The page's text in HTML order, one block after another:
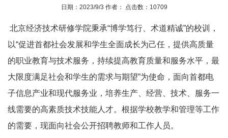
日期：2023/9/3 作者： 点击数：10709
北京经济技术研修学院秉承“博学笃行、术道精诚”的校训，
以“促进首都社会发展和学生全面成长为己任，提供高质量
的职业教育与技术服务，持续提高教育质量和服务水平，最
大限度满足社会和学生的需求与期望”为使命，面向首都电
子信息产业和现代服务业，培养生产、经营、技术、服务一
线需要的高素质技术技能人才。根据学校教学和管理等工作
的需要，现面向社会公开招聘教师和工作人员。